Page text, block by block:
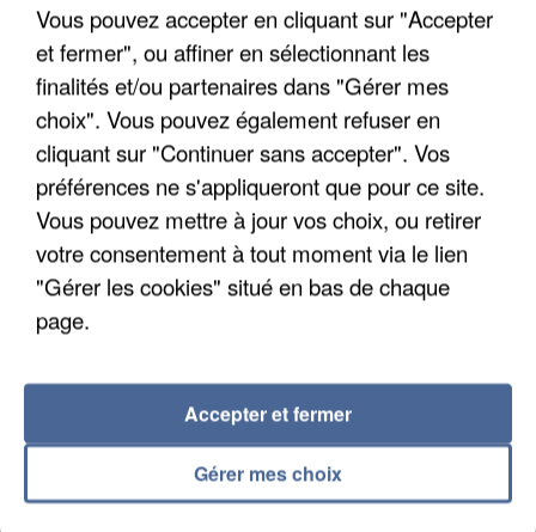
L’UN DES FONDATEURS SUPPOSÉS DE LA DZ
MAFIA INTERPELLÉ EN ALGÉRIE
Vous pouvez accepter en cliquant sur "Accepter
et fermer", ou affiner en sélectionnant les
finalités et/ou partenaires dans "Gérer mes
choix". Vous pouvez également refuser en
cliquant sur "Continuer sans accepter". Vos
préférences ne s'appliqueront que pour ce site.
Vous pouvez mettre à jour vos choix, ou retirer
votre consentement à tout moment via le lien
"Gérer les cookies" situé en bas de chaque
page.
Gérer mes choix
Accepter et fermer